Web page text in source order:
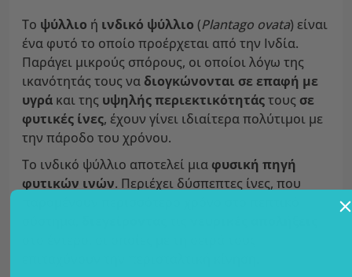
Το ψύλλιο ή ινδικό ψύλλιο (Plantago ovata) είναι
ένα φυτό το οποίο προέρχεται από την Ινδία.
Παράγει μικρούς σπόρους, οι οποίοι λόγω της
ικανότητάς τους να διογκώνονται σε επαφή με
υγρά και της υψηλής περιεκτικότητάςτους σε
φυτικές ίνες, έχουν γίνει ιδιαίτερα πολύτιμοι με
την πάροδο του χρόνου.
To ινδικό ψύλλιο αποτελεί μια φυσική πηγή
φυτικών ινών. Περιέχει δύσπεπτες ίνες, που